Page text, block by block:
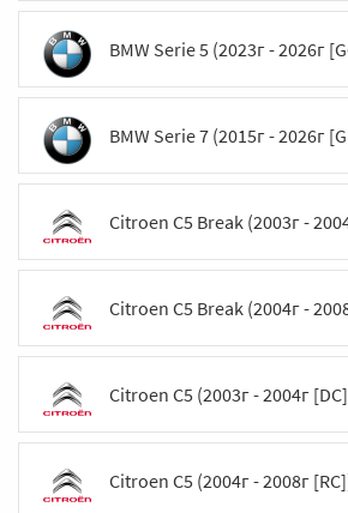
BMW Serie 5 (2023г - 2026г
BMW Serie 7 (2015г - 2026г
Citroen C5 Break (2003г -
Citroen C5 Break (2004г -
Citroen C5 (2003г - 2004г
Citroen C5 (2004г - 2008г